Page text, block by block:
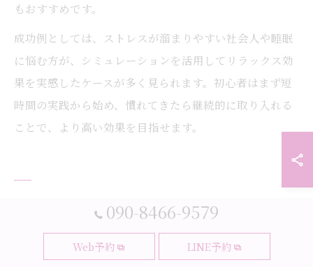
もおすすめです。
成功例としては、ストレスが溜まりやすい社会人や睡眠
に悩む方が、シミュレーションを活用してリラックス効
果を実感したケースが多く見られます。初心者はまず短
時間の実践から始め、慣れてきたら継続的に取り入れる
ことで、より高い効果を目指せます。
耳つぼジュエリーを楽しむための注
意点と実践アドバイス
090-8466-9579
Web予約 LINE予約